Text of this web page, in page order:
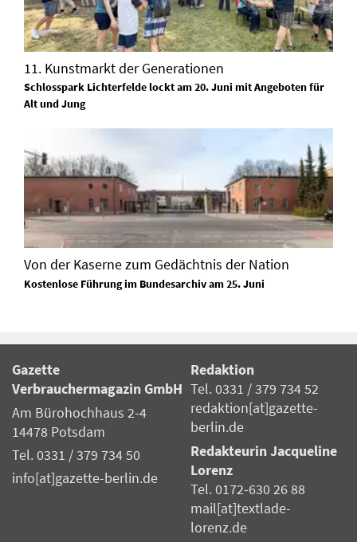
11. Kunstmarkt der Generationen
Schlosspark Lichterfelde lockt am 20. Juni mit Angeboten für
Alt und Jung
Von der Kaserne zum Gedächtnis der Nation
Kostenlose Führung im Bundesarchiv am 25. Juni
Gazette
Verbrauchermagazin GmbH
Am Bürohochhaus 2-4
14478 Potsdam
Tel. 0331 / 379 734 50
info[at]gazette-berlin.de
Redaktion
Tel. 0331 / 379 734 52
redaktion[at]gazette-
berlin.de
Redakteurin Jacqueline
Lorenz
Tel. 0172-630 26 88
mail[at]textlade-
lorenz.de